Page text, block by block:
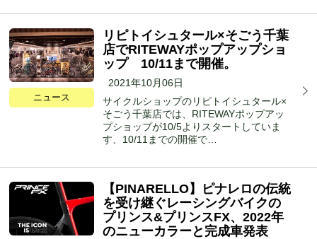
ニュース
リピトイシュタール×そごう千葉
店でRITEWAYポップアップショ
ップ 10/11まで開催。
2021年10月06日
サイクルショップのリピトイシュタール×
そごう千葉店では、RITEWAYポップアッ
プショップが10/5よりスタートしていま
す、10/11までの開催で…
【PINARELLO】ピナレロの伝統
を受け継ぐレーシングバイクの
プリンス&プリンスFX、2022年
のニューカラーと完成車発表